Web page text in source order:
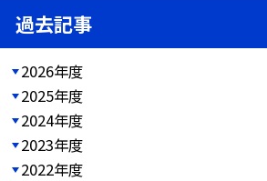
過去記事
2026年度
2025年度
2024年度
2023年度
2022年度